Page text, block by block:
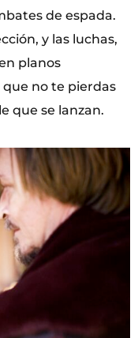
de espada.
y las luchas,
planos
que no te pierdas
que se lanzan.